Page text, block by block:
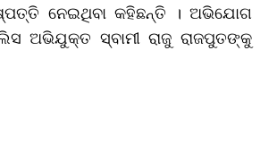
ନେଇଥିବା କହିଛନ୍ତି । ଅଭିଯୋଗ
ଅଭିଯୁକ୍ତ ସ୍ବାମୀ ରାଜୁ ରାଜପୁତଙ୍କୁ